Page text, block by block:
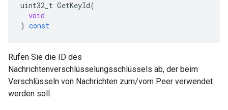
uint32_t GetKeyId(
void
) const
Rufen Sie die ID des
Nachrichtenverschlüsselungsschlüssels ab, der beim
Verschlüsseln von Nachrichten zum/vom Peer verwendet
werden soll.